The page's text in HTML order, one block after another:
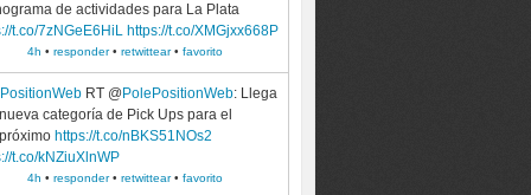
de actividades para La Plata
t.co/7zNGeE6HiL https://t.co/XMGjxx668P
4h • responder• retwittear• favorito
RT @ PolePositionWeb: Llega
categoría de Pick Ups para el
https://t.co/nBKS51NOs2
t.co/kNZiuXlnWP
4h • responder• retwittear• favorito